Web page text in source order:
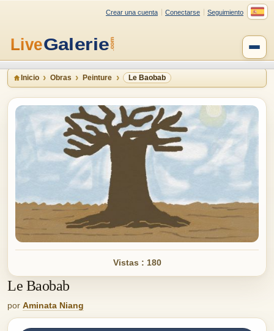
Crear una cuenta Conectarse Seguimiento
Inicio Obras Peinture Le Baobab
Vistas : 180
Le Baobab
por Aminata Niang